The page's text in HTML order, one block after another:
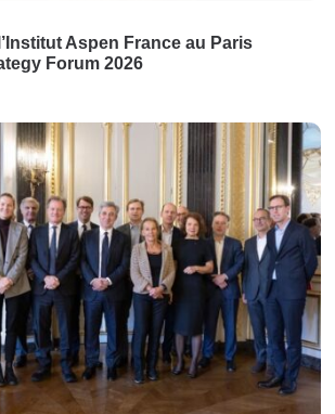
Aspen France au Paris
Forum 2026